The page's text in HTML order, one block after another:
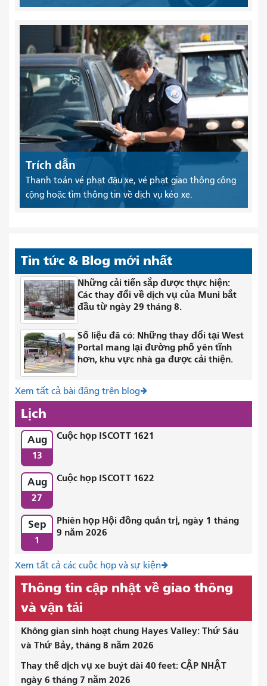
Trích dẫn
Thanh toán vé phạt đậu xe, vé phạt giao thông công
cộng hoặc tìm thông tin về dịch vụ kéo xe.
Tin tức & Blog mới nhất
Những cải tiến sắp được thực hiện:
Các thay đổi về dịch vụ của Muni bắt
đầu từ ngày 29 tháng 8.
Số liệu đã có: Những thay đổi tại West
Portal mang lại đường phố yên tĩnh
hơn, khu vực nhà ga được cải thiện.
Xem tất cả bài đăng trên blog
Lịch
Aug
13
Cuộc họp ISCOTT 1621
Aug
27
Cuộc họp ISCOTT 1622
Sep
1
Phiên họp Hội đồng quản trị, ngày 1 tháng
9 năm 2026
Xem tất cả các cuộc họp và sự kiện
Thông tin cập nhật về giao thông
và vận tải
Không gian sinh hoạt chung Hayes Valley: Thứ Sáu
và Thứ Bảy, tháng 8 năm 2026
Thay thế dịch vụ xe buýt dài 40 feet: CẬP NHẬT
ngày 6 tháng 7 năm 2026